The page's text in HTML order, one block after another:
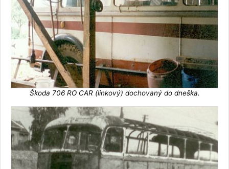
Škoda 706 RO CAR (linkový) dochovaný do dneška.